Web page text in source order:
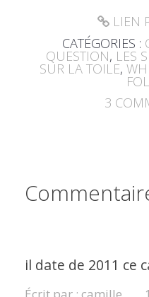
LIEN
CATÉGORIES :
QUESTION, LES
SUR LA TOILE,
3
il date de 2011 ce